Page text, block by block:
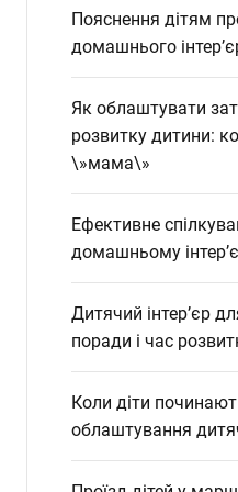
Пояснення дітям
домашнього
Як облаштувати
розвитку дитини:
\»мама\»
Ефективне
домашньому
Дитячий інтер’єр
поради і час
Коли діти
облаштування